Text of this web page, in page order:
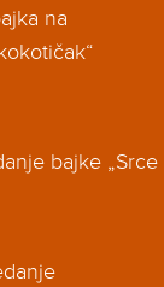
na
bajke „Srce